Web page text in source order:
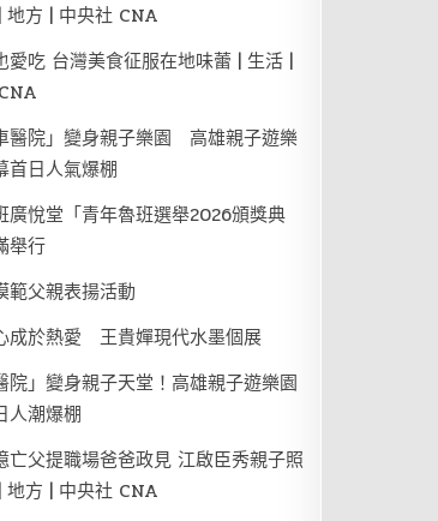
地方 | 中央社 CNA
愛吃 台灣美食征服在地味蕾 | 生活 |
醫院」變身親子樂園 高雄親子遊樂
首日人氣爆棚
廣悅堂「青年魯班選舉2026頒獎典
舉行
範父親表揚活動
成於熱愛 王貴嬋現代水墨個展
院」變身親子天堂！高雄親子遊樂園
人潮爆棚
亡父提職場爸爸政見 江啟臣秀親子照
地方 | 中央社 CNA